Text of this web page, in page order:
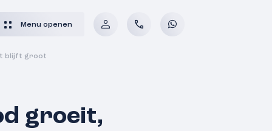
Menu openen
blijft groot
groeit,